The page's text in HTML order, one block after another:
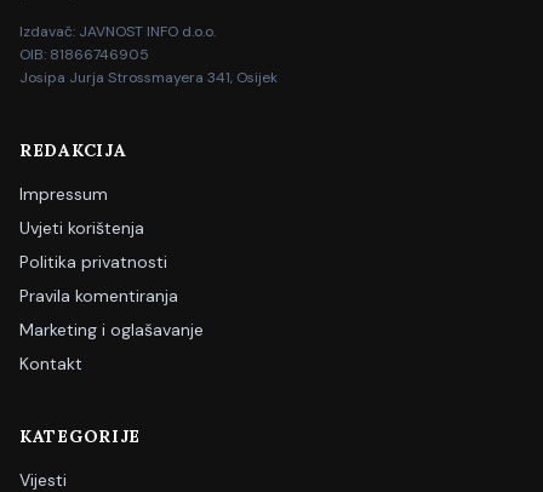
Izdavač: JAVNOST INFO d.o.o.
OIB: 81866746905
Josipa Jurja Strossmayera 341, Osijek
REDAKCIJA
Impressum
Uvjeti korištenja
Politika privatnosti
Pravila komentiranja
Marketing i oglašavanje
Kontakt
KATEGORIJE
Vijesti